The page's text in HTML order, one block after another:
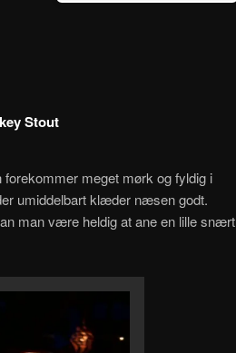
Stout
meget mørk og fyldig i
umiddelbart klæder næsen godt.
man være heldig at ane en lille snært